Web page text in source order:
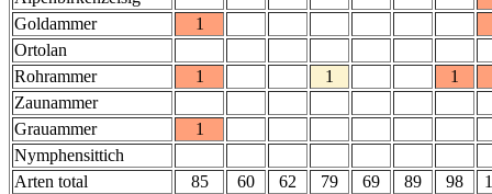
Goldammer
1
Ortolan
Rohrammer
1 1
1
Zaunammer
Grauammer
1
Nymphensittich
Arten total
85 60 62 79 69 89 98